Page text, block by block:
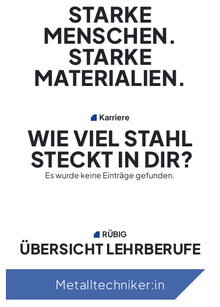
STARKE
MENSCHEN.
STARKE
MATERIALIEN.
Karriere
WIE VIEL STAHL
STECKT IN DIR?
Es wurde keine Einträge gefunden.
RÜBIG
ÜBERSICHT LEHRBERUFE
Metalltechniker:in